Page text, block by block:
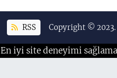
RSS Copyright © 2023.
En iyi site deneyimi